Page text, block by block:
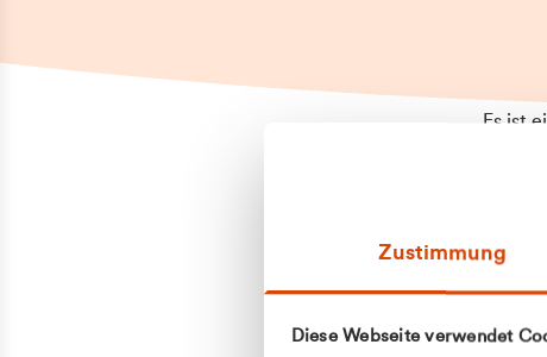
Zustimmung
Diese Webseite verwendet
Es ist
Zum